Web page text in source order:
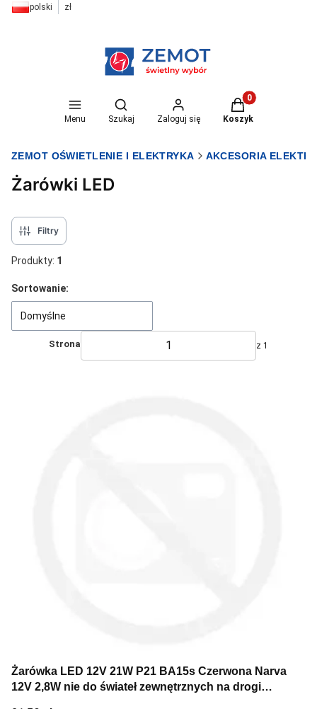
polski zł
Menu
Otwórz wyszukiwarkę
Szukaj Zaloguj się
Produkty w
Koszyk
ZEMOT OŚWIETLENIE I ELEKTRYKA AKCESORIA
Żarówki LED
Filtry
Produkty: 1
Lista produktów
Sortowanie:
Domyślne
Strona z 1
Żarówka LED 12V 21W P21 BA15s Czerwona Narva
12V 2,8W nie do świateł zewnętrznych na drogi